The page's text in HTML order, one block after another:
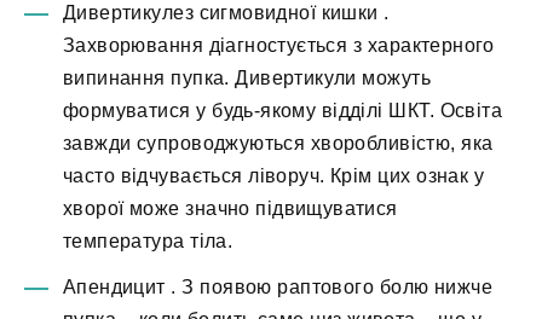
Дивертикулез сигмовидної кишки .
Захворювання діагностується з характерного
випинання пупка. Дивертикули можуть
формуватися у будь-якому відділі ШКТ. Освіта
завжди супроводжуються хворобливістю, яка
часто відчувається ліворуч. Крім цих ознак у
хворої може значно підвищуватися
температура тіла.
Апендицит . З появою раптового болю нижче